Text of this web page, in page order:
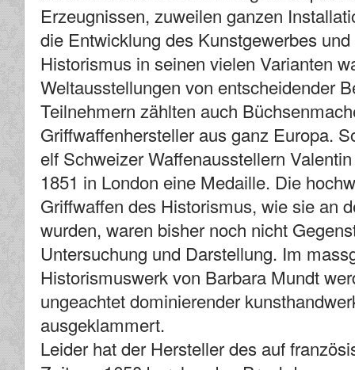
Erzeugnissen, zuweilen ganzen
die Entwicklung des Kunstgewerbes
Historismus in seinen vielen Varianten
Weltausstellungen von entscheidender
Teilnehmern zählten auch
Griffwaffenhersteller aus ganz Europa.
elf Schweizer Waffenausstellern
1851 in London eine Medaille. Die
Griffwaffen des Historismus, wie sie an
wurden, waren bisher noch nicht
Untersuchung und Darstellung. Im
Historismuswerk von Barbara Mundt
ungeachtet dominierender
ausgeklammert.
Leider hat der Hersteller des auf